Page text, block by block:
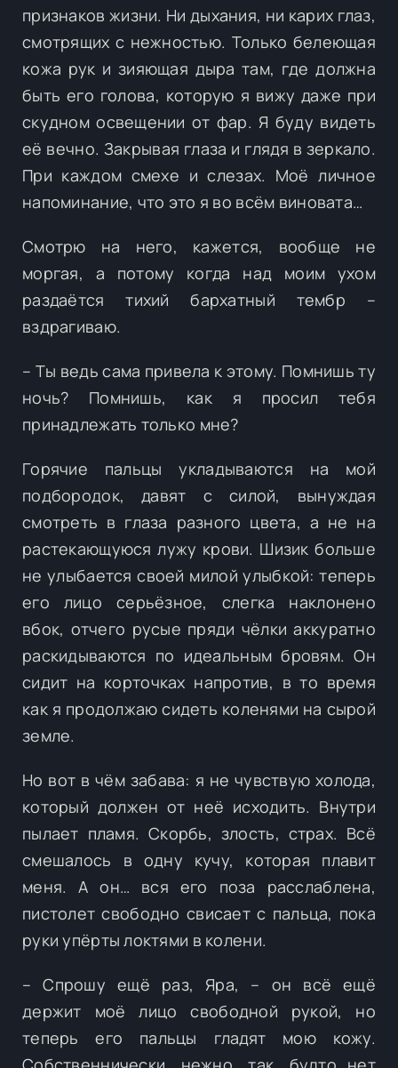
признаков жизни. Ни дыхания, ни карих глаз,
смотрящих с нежностью. Только белеющая
кожа рук и зияющая дыра там, где должна
быть его голова, которую я вижу даже при
скудном освещении от фар. Я буду видеть
её вечно. Закрывая глаза и глядя в зеркало.
При каждом смехе и слезах. Моё личное
напоминание, что это я во всём виновата…
Смотрю на него, кажется, вообще не
моргая, а потому когда над моим ухом
раздаётся тихий бархатный тембр –
вздрагиваю.
– Ты ведь сама привела к этому. Помнишь ту
ночь? Помнишь, как я просил тебя
принадлежать только мне?
Горячие пальцы укладываются на мой
подбородок, давят с силой, вынуждая
смотреть в глаза разного цвета, а не на
растекающуюся лужу крови. Шизик больше
не улыбается своей милой улыбкой: теперь
его лицо серьёзное, слегка наклонено
вбок, отчего русые пряди чёлки аккуратно
раскидываются по идеальным бровям. Он
сидит на корточках напротив, в то время
как я продолжаю сидеть коленями на сырой
земле.
Но вот в чём забава: я не чувствую холода,
который должен от неё исходить. Внутри
пылает пламя. Скорбь, злость, страх. Всё
смешалось в одну кучу, которая плавит
меня. А он… вся его поза расслаблена,
пистолет свободно свисает с пальца, пока
руки упёрты локтями в колени.
– Спрошу ещё раз, Яра, – он всё ещё
держит моё лицо свободной рукой, но
теперь его пальцы гладят мою кожу.